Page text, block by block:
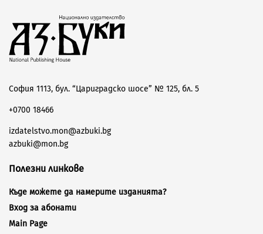
София 1113, бул. “Цариградско шосе” № 125, бл. 5
+0700 18466
izdatelstvo.mon@azbuki.bg
azbuki@mon.bg
Полезни линкове
Къде можете да намерите изданията?
Вход за абонати
Main Page